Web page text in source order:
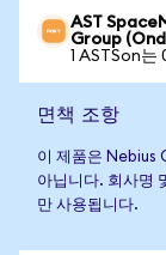
AST
Group
1 ASTSon
면책 조항
이 제품은 Nebius
아닙니다. 회사명
만 사용됩니다.